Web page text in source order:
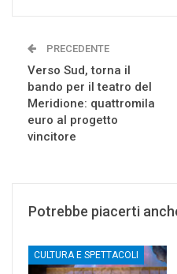
PRECEDENTE
Verso Sud, torna il
bando per il teatro del
Meridione: quattromila
euro al progetto
vincitore
Potrebbe piacerti
CULTURA E SPETTACOLI